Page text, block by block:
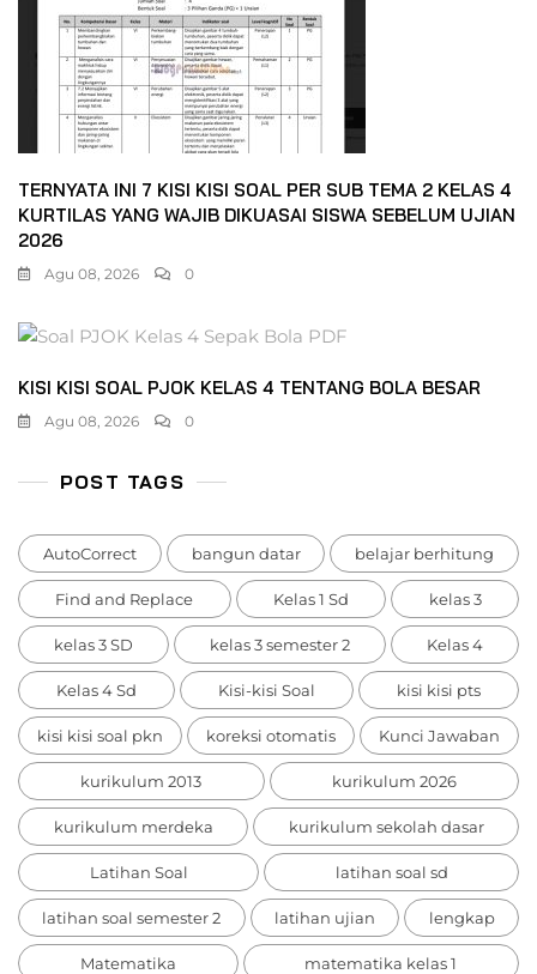
TERNYATA INI 7 KISI KISI SOAL PER SUB TEMA 2 KELAS 4
KURTILAS YANG WAJIB DIKUASAI SISWA SEBELUM UJIAN
2026
Agu 08, 2026 0
KISI KISI SOAL PJOK KELAS 4 TENTANG BOLA BESAR
Agu 08, 2026 0
POST TAGS
AutoCorrect bangun datar belajar berhitung
Find and Replace Kelas 1 Sd kelas 3
kelas 3 SD kelas 3 semester 2 Kelas 4
Kelas 4 Sd Kisi-kisi Soal kisi kisi pts
kisi kisi soal pkn koreksi otomatis Kunci Jawaban
kurikulum 2013 kurikulum 2026
kurikulum merdeka kurikulum sekolah dasar
Latihan Soal latihan soal sd
latihan soal semester 2 latihan ujian lengkap
Matematika matematika kelas 1